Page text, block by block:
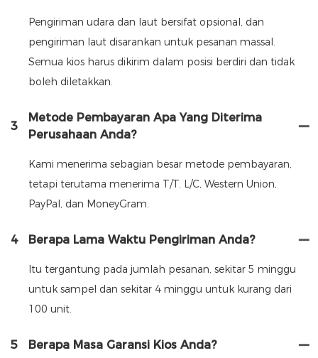
Pengiriman udara dan laut bersifat opsional, dan
pengiriman laut disarankan untuk pesanan massal.
Semua kios harus dikirim dalam posisi berdiri dan tidak
boleh diletakkan.
3
Metode Pembayaran Apa Yang Diterima
Perusahaan Anda?
Kami menerima sebagian besar metode pembayaran,
tetapi terutama menerima T/T. L/C, Western Union,
PayPal, dan MoneyGram.
4 Berapa Lama Waktu Pengiriman Anda?
Itu tergantung pada jumlah pesanan, sekitar 5 minggu
untuk sampel dan sekitar 4 minggu untuk kurang dari
100 unit.
5 Berapa Masa Garansi Kios Anda?